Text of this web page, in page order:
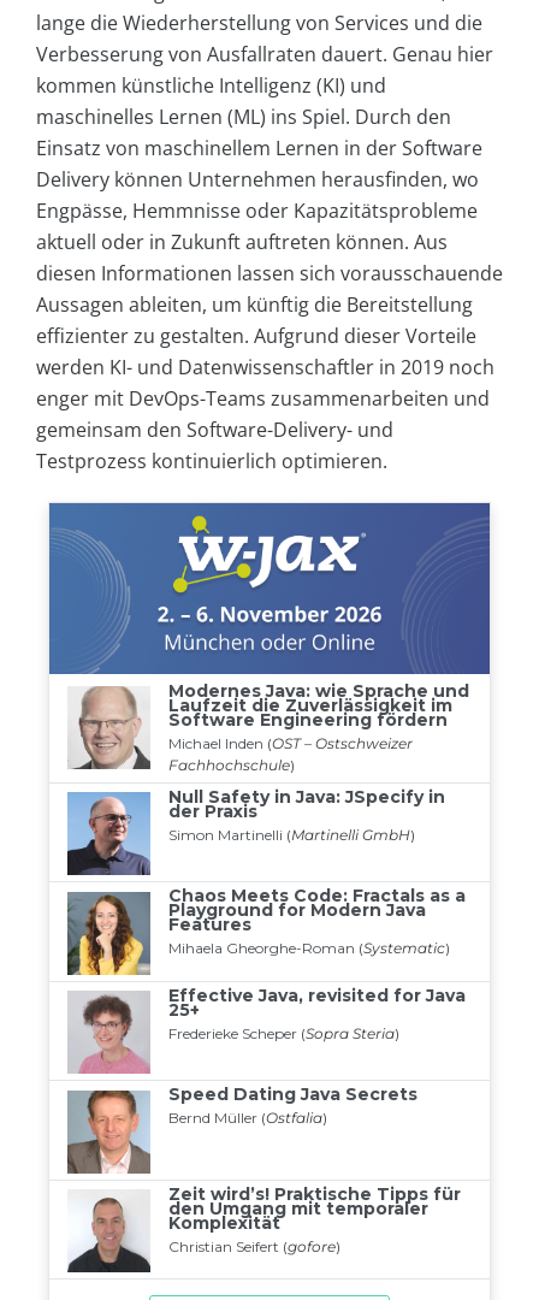
lange die Wiederherstellung von Services und die
Verbesserung von Ausfallraten dauert. Genau hier
kommen künstliche Intelligenz (KI) und
maschinelles Lernen (ML) ins Spiel. Durch den
Einsatz von maschinellem Lernen in der Software
Delivery können Unternehmen herausfinden, wo
Engpässe, Hemmnisse oder Kapazitätsprobleme
aktuell oder in Zukunft auftreten können. Aus
diesen Informationen lassen sich vorausschauende
Aussagen ableiten, um künftig die Bereitstellung
effizienter zu gestalten. Aufgrund dieser Vorteile
werden KI- und Datenwissenschaftler in 2019 noch
enger mit DevOps-Teams zusammenarbeiten und
gemeinsam den Software-Delivery- und
Testprozess kontinuierlich optimieren.